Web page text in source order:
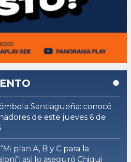
Santiagueña: conocé
de este jueves 6 de
“Mi plan A, B y C para la
así lo aseguró Chiqui